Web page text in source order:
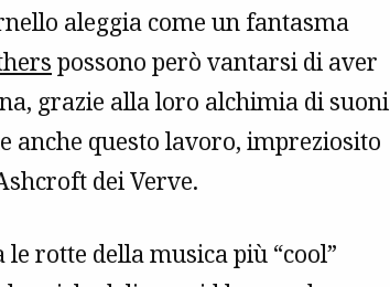
aleggia come un fantasma
possono però vantarsi di aver
grazie alla loro alchimia di suoni
anche questo lavoro, impreziosito
dei Verve.
le rotte della musica più “cool”